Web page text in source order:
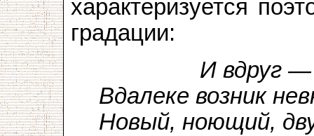
характеризуется
градации:
И вдруг —
Вдалеке возник
Новый, ноющий,